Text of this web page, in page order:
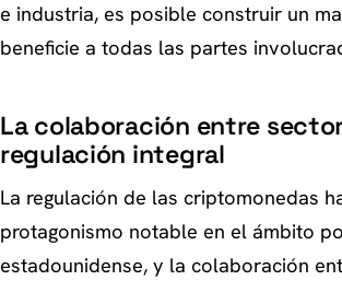
e industria, es posible construir un
beneficie a todas las partes
La colaboración entre
regulación integral
La regulación de las criptomonedas
protagonismo notable en el ámbito
estadounidense, y la colaboración